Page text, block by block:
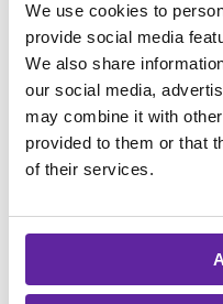
We use cookies to
provide social media
We also share
our social media,
may combine it with
provided to them or that
of their services.
uddannelse som
Forsvaret. Da jeg
jeg, hvor
synes det var
digitaliseringen af
sikkerhed til et
sikre os, i et